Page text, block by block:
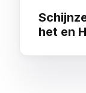
het en